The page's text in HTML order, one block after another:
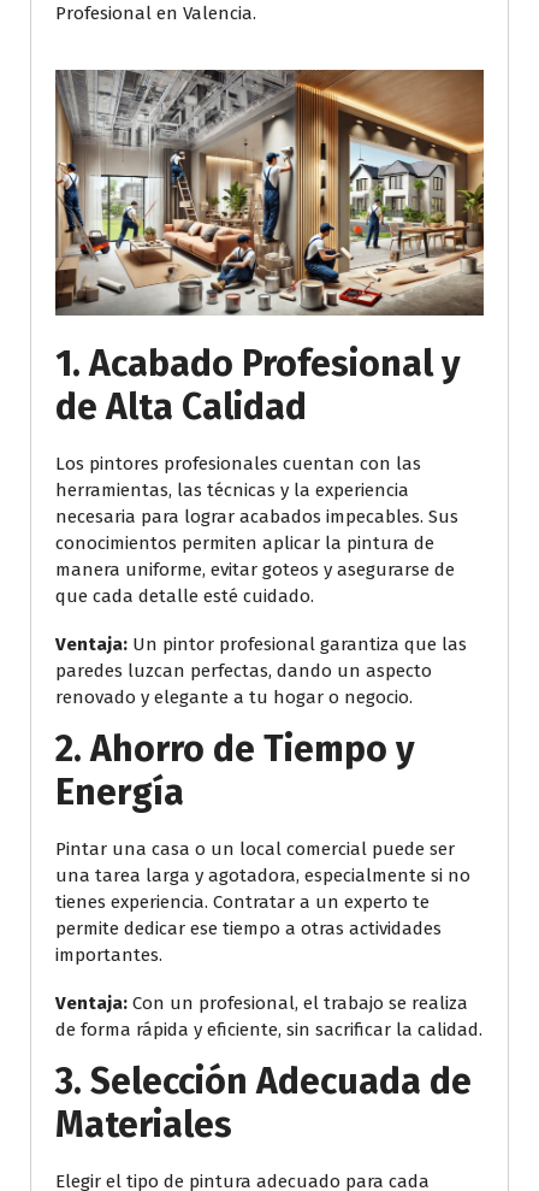
Profesional en Valencia.
1.Acabado Profesional y
de Alta Calidad
Los pintores profesionales cuentan con las
herramientas, las técnicas y la experiencia
necesaria para lograr acabados impecables. Sus
conocimientos permiten aplicar la pintura de
manera uniforme, evitar goteos y asegurarse de
que cada detalle esté cuidado.
Ventaja: Un pintor profesional garantiza que las
paredes luzcan perfectas, dando un aspecto
renovado y elegante a tu hogar o negocio.
2.Ahorro de Tiempo y
Energía
Pintar una casa o un local comercial puede ser
una tarea larga y agotadora, especialmente si no
tienes experiencia. Contratar a un experto te
permite dedicar ese tiempo a otras actividades
importantes.
Ventaja: Con un profesional, el trabajo se realiza
de forma rápida y eficiente, sin sacrificar la calidad.
3. Selección Adecuada de
Materiales
Elegir el tipo de pintura adecuado para cada